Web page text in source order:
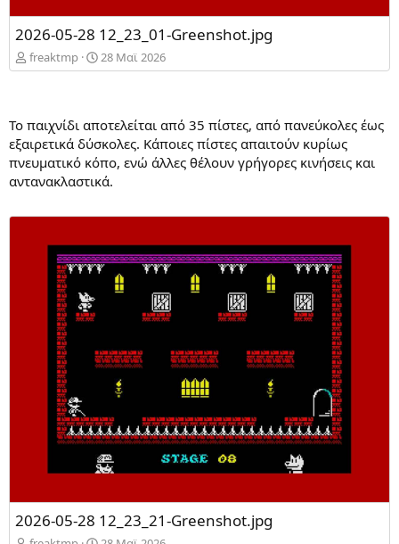
2026-05-28 12_23_01-Greenshot.jpg
freaktmp 28 Mαϊ 2026
Το παιχνίδι αποτελείται από 35 πίστες, από πανεύκολες έως
εξαιρετικά δύσκολες. Κάποιες πίστες απαιτούν κυρίως
πνευματικό κόπο, ενώ άλλες θέλουν γρήγορες κινήσεις και
αντανακλαστικά.
2026-05-28 12_23_21-Greenshot.jpg